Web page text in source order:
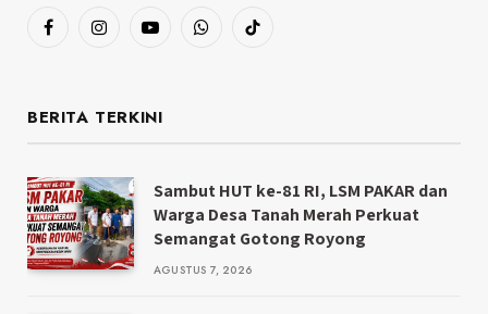
FacebookInstagramYouTubeWhatsAppTikTok
BERITA TERKINI
Sambut HUT ke-81 RI, LSM PAKAR dan
Warga Desa Tanah Merah Perkuat
Semangat Gotong Royong
AGUSTUS 7, 2026